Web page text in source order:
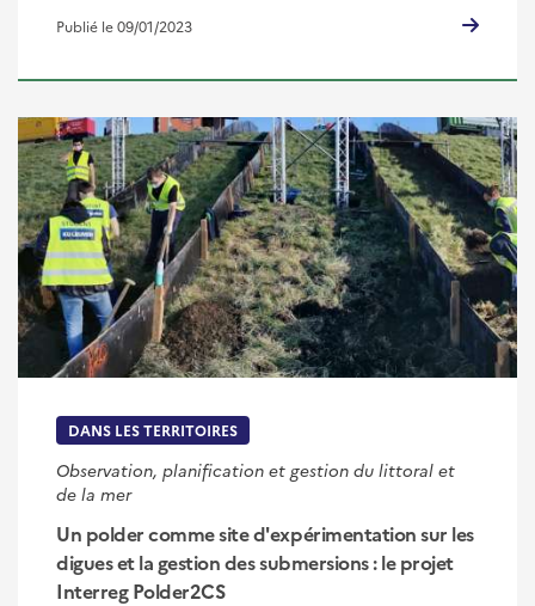
Publié le 09/01/2023
DANS LES TERRITOIRES
Observation, planification et gestion du littoral et
de la mer
Un polder comme site d'expérimentation sur les
digues et la gestion des submersions : le projet
Interreg Polder2CS